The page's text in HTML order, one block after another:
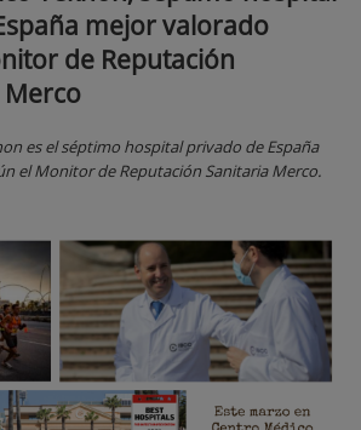
mejor valorado
de Reputación
es el séptimo hospital privado de España
el Monitor de Reputación Sanitaria Merco.